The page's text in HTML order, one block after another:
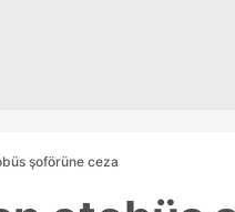
şoförüne ceza